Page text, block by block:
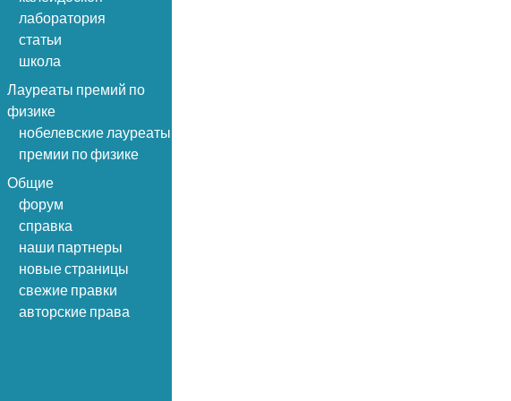
лаборатория
статьи
школа
Лауреаты премий по
физике
нобелевские лауреаты
премии по физике
Общие
форум
справка
наши партнеры
новые страницы
свежие правки
авторские права